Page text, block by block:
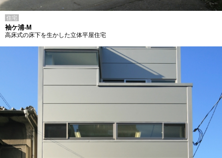
住宅
袖ケ浦-M
高床式の床下を生かした立体平屋住宅